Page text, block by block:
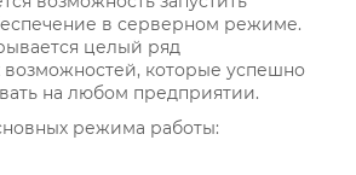
в серверном режиме.
целый ряд
которые успешно
на любом предприятии.
режима работы: